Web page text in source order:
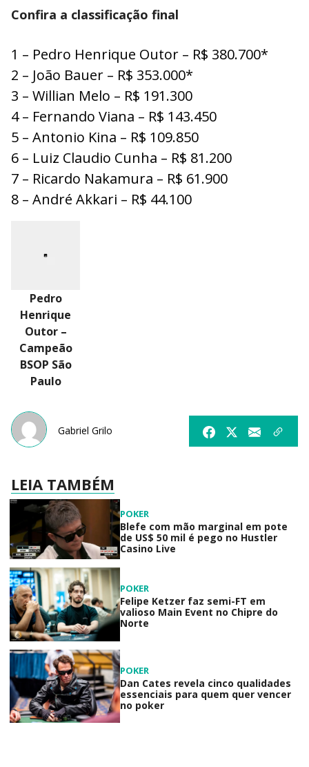
Confira a classificação final
1 – Pedro Henrique Outor – R$ 380.700*
2 – João Bauer – R$ 353.000*
3 – Willian Melo – R$ 191.300
4 – Fernando Viana – R$ 143.450
5 – Antonio Kina – R$ 109.850
6 – Luiz Claudio Cunha – R$ 81.200
7 – Ricardo Nakamura – R$ 61.900
8 – André Akkari – R$ 44.100
Pedro
Henrique
Outor –
Campeão
BSOP São
Paulo
Gabriel Grilo
LEIA TAMBÉM
POKER
Blefe com mão marginal em pote
de US$ 50 mil é pego no Hustler
Casino Live
POKER
Felipe Ketzer faz semi-FT em
valioso Main Event no Chipre do
Norte
POKER
Dan Cates revela cinco qualidades
essenciais para quem quer vencer
no poker